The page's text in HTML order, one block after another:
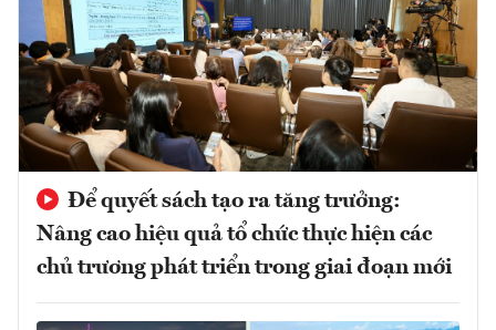
Để quyết sách tạo ra tăng trưởng:
Nâng cao hiệu quả tổ chức thực hiện các
chủ trương phát triển trong giai đoạn mới